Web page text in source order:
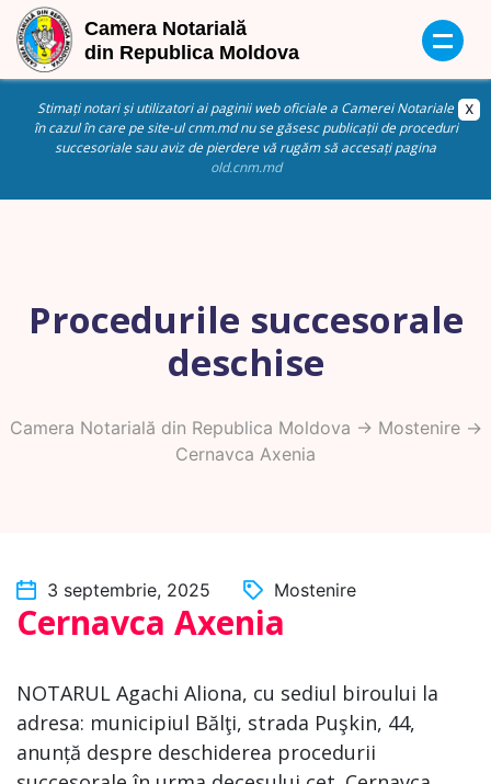
Stimați notari și utilizatori ai paginii web oficiale a Camerei Notariale
în cazul în care pe site-ul cnm.md nu se găsesc publicații de proceduri
succesoriale sau aviz de pierdere vă rugăm să accesați pagina
old.cnm.md
Procedurile succesorale
deschise
Camera Notarială din Republica Moldova -> Mostenire->
Cernavca Axenia
3 septembrie, 2025 Mostenire
Cernavca Axenia
NOTARUL Agachi Aliona, cu sediul biroului la
adresa: municipiul Bălţi, strada Puşkin, 44,
anunță despre deschiderea procedurii